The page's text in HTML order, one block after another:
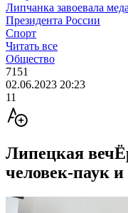
Липчанка завоевала
Президента России
Спорт
Читать все
Общество
7151
02.06.2023 20:23
11
Липецкая
человек-паук